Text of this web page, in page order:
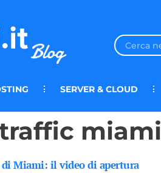
SERVER & CLOUD
miami
di Miami: il video di apertura